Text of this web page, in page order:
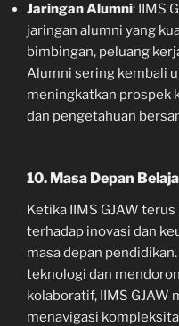
Jaringan Alumni: IIMS
jaringan alumni yang
bimbingan, peluang
Alumni sering kembali
meningkatkan prospek
dan pengetahuan
10. Masa Depan
Ketika IIMS GJAW
terhadap inovasi dan
masa depan
teknologi dan
kolaboratif, IIMS GJAW
menavigasi